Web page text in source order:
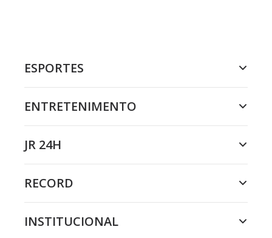
ESPORTES
ENTRETENIMENTO
JR 24H
RECORD
INSTITUCIONAL